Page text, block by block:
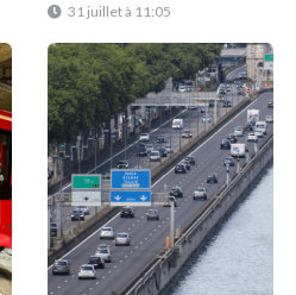
31 juillet à 11:05